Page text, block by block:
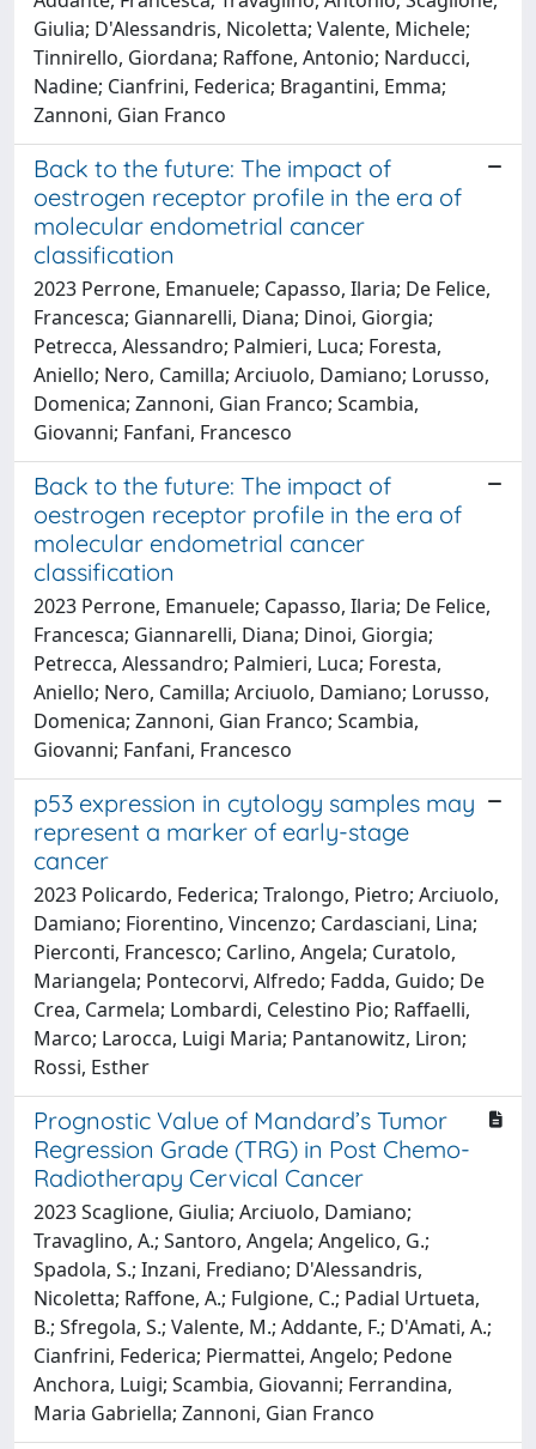
Giulia; D'Alessandris, Nicoletta; Valente, Michele;
Tinnirello, Giordana; Raffone, Antonio; Narducci,
Nadine; Cianfrini, Federica; Bragantini, Emma;
Zannoni, Gian Franco
Back to the future: The impact of
oestrogen receptor profile in the era of
molecular endometrial cancer
classification
2023 Perrone, Emanuele; Capasso, Ilaria; De Felice,
Francesca; Giannarelli, Diana; Dinoi, Giorgia;
Petrecca, Alessandro; Palmieri, Luca; Foresta,
Aniello; Nero, Camilla; Arciuolo, Damiano; Lorusso,
Domenica; Zannoni, Gian Franco; Scambia,
Giovanni; Fanfani, Francesco
Back to the future: The impact of
oestrogen receptor profile in the era of
molecular endometrial cancer
classification
2023 Perrone, Emanuele; Capasso, Ilaria; De Felice,
Francesca; Giannarelli, Diana; Dinoi, Giorgia;
Petrecca, Alessandro; Palmieri, Luca; Foresta,
Aniello; Nero, Camilla; Arciuolo, Damiano; Lorusso,
Domenica; Zannoni, Gian Franco; Scambia,
Giovanni; Fanfani, Francesco
p53 expression in cytology samples may
represent a marker of early-stage
cancer
2023 Policardo, Federica; Tralongo, Pietro; Arciuolo,
Damiano; Fiorentino, Vincenzo; Cardasciani, Lina;
Pierconti, Francesco; Carlino, Angela; Curatolo,
Mariangela; Pontecorvi, Alfredo; Fadda, Guido; De
Crea, Carmela; Lombardi, Celestino Pio; Raffaelli,
Marco; Larocca, Luigi Maria; Pantanowitz, Liron;
Rossi, Esther
Prognostic Value of Mandard’s Tumor
Regression Grade (TRG) in Post Chemo-
Radiotherapy Cervical Cancer
2023 Scaglione, Giulia; Arciuolo, Damiano;
Travaglino, A.; Santoro, Angela; Angelico, G.;
Spadola, S.; Inzani, Frediano; D'Alessandris,
Nicoletta; Raffone, A.; Fulgione, C.; Padial Urtueta,
B.; Sfregola, S.; Valente, M.; Addante, F.; D'Amati, A.;
Cianfrini, Federica; Piermattei, Angelo; Pedone
Anchora, Luigi; Scambia, Giovanni; Ferrandina,
Maria Gabriella; Zannoni, Gian Franco